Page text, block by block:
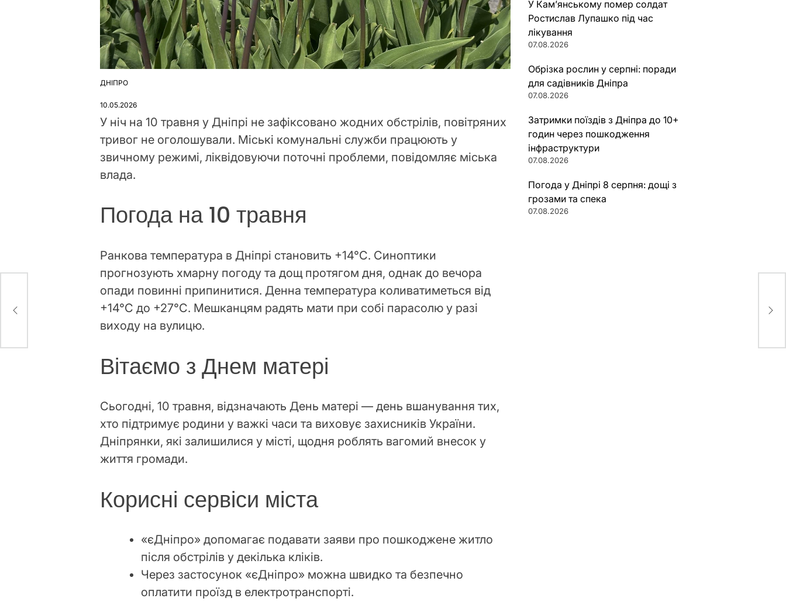
ОПУБЛІКУВАТИ
ДНІПРО
10.05.2026
У ніч на 10 травня у Дніпрі не зафіксовано жодних обстрілів, повітряних
тривог не оголошували. Міські комунальні служби працюють у
звичному режимі, ліквідовуючи поточні проблеми, повідомляє міська
влада.
Погода на 10 травня
Ранкова температура в Дніпрі становить +14°C. Синоптики
прогнозують хмарну погоду та дощ протягом дня, однак до вечора
опади повинні припинитися. Денна температура коливатиметься від
+14°C до +27°C. Мешканцям радять мати при собі парасолю у разі
виходу на вулицю.
Вітаємо з Днем матері
Сьогодні, 10 травня, відзначають День матері — день вшанування тих,
хто підтримує родини у важкі часи та виховує захисників України.
Дніпрянки, які залишилися у місті, щодня роблять вагомий внесок у
життя громади.
Корисні сервіси міста
«єДніпро» допомагає подавати заяви про пошкоджене житло
після обстрілів у декілька кліків.
Через застосунок «єДніпро» можна швидко та безпечно
оплатити проїзд в електротранспорті.
У Кам’янському помер солдат
Ростислав Лупашко під час
лікування
07.08.2026
Обрізка рослин у серпні: поради
для садівників Дніпра
07.08.2026
Затримки поїздів з Дніпра до 10+
годин через пошкодження
інфраструктури
07.08.2026
Погода у Дніпрі 8 серпня: дощі з
грозами та спека
07.08.2026